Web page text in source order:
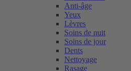
Anti-âge
Yeux
Lèvres
Soins de nuit
Soins de jour
Dents
Nettoyage
Rasage